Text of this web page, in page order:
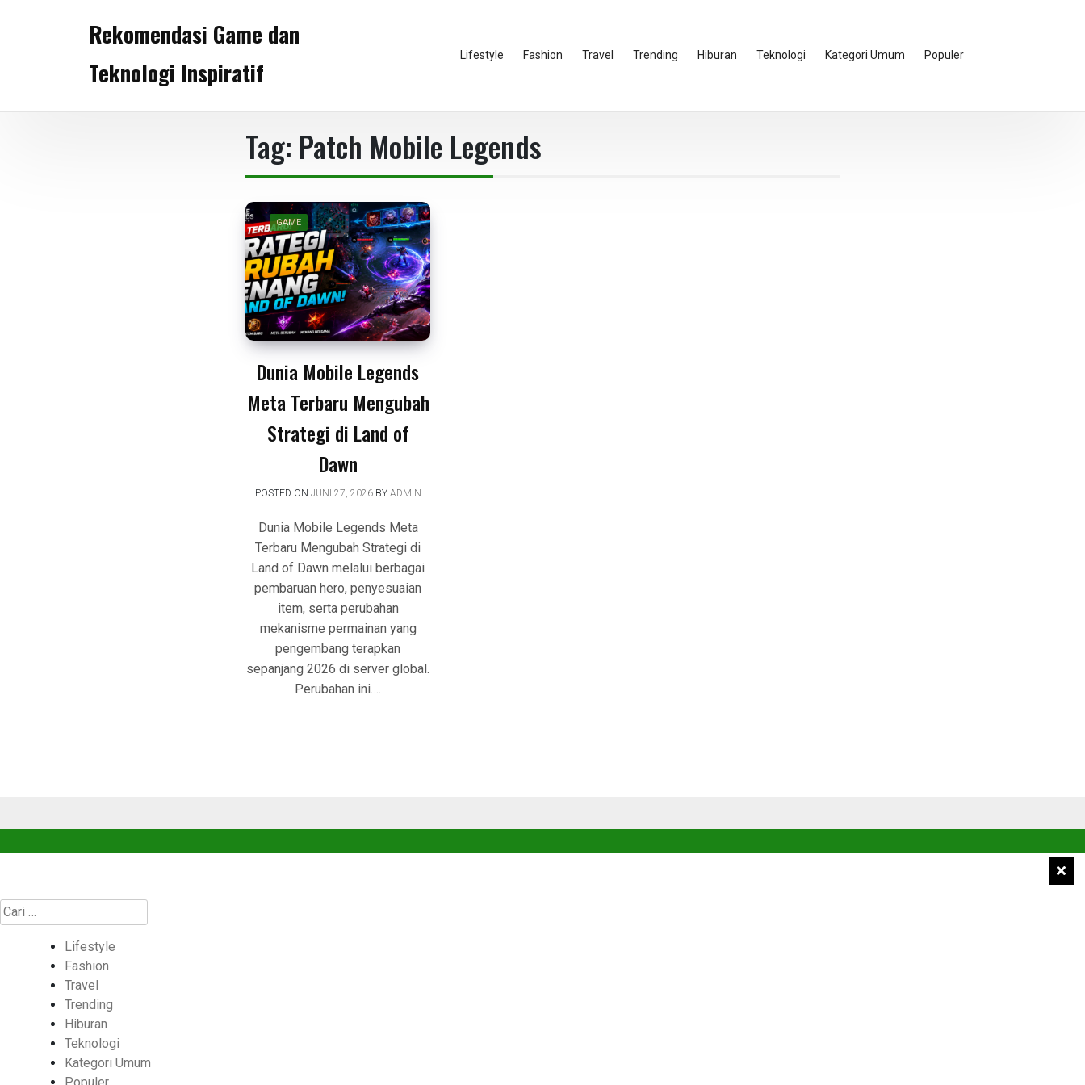
Rekomendasi Game dan
Teknologi Inspiratif
Lifestyle Fashion Travel Trending Hiburan Teknologi Kategori Umum Populer
Tag: Patch Mobile Legends
GAME
Dunia Mobile Legends
Meta Terbaru Mengubah
Strategi di Land of
Dawn
POSTED ON JUNI 27, 2026BY ADMIN
Dunia Mobile Legends Meta
Terbaru Mengubah Strategi di
Land of Dawn melalui berbagai
pembaruan hero, penyesuaian
item, serta perubahan
mekanisme permainan yang
pengembang terapkan
sepanjang 2026 di server global.
Perubahan ini….
Cari
untuk:
Lifestyle
Fashion
Travel
Trending
Hiburan
Teknologi
Kategori Umum